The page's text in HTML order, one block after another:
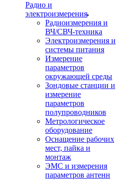
Радио и
электроизмерения
Радиоизмерения и
ВЧ/СВЧ-техника
Электроизмерения и
системы питания
Измерение
параметров
окружающей среды
Зондовые станции и
измерение
параметров
полупроводников
Метрологическое
оборудование
Оснащение рабочих
мест, пайка и
монтаж
ЭМС и измерения
параметров антенн